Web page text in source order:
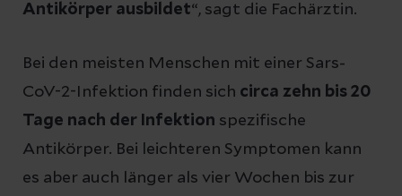
Antikörper ausbildet“, sagt die Fachärztin.
Bei den meisten Menschen mit einer Sars-
CoV-2-Infektion finden sich circa zehn bis 20
Tage nach der Infektion spezifische
Antikörper. Bei leichteren Symptomen kann
es aber auch länger als vier Wochen bis zur